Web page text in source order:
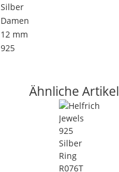
Silber
Damen
12 mm
925
Ähnliche Artikel